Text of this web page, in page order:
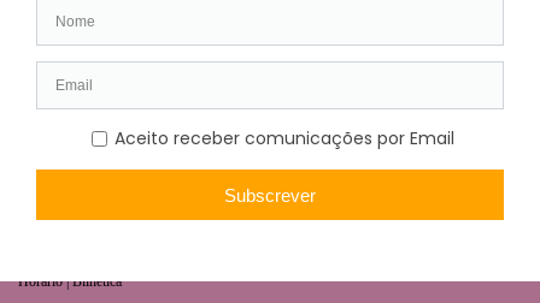
AGENDA
Programação Atual
Horário | Bilhética